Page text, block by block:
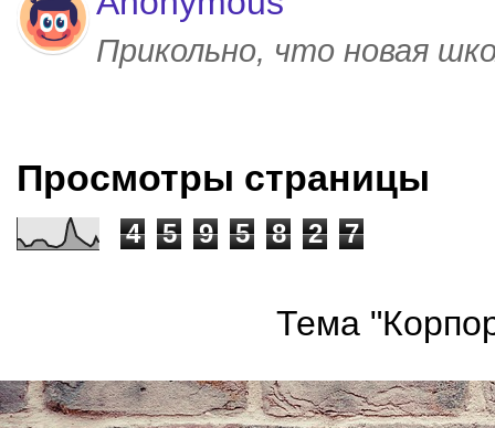
Прикольно, что новая
Просмотры страницы
4 5 9 5 8 2 7
Тема